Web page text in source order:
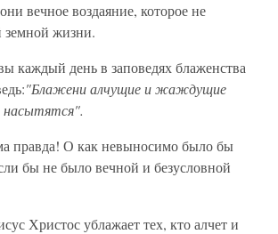
вечное воздаяние, которое не
земной жизни.
каждый день в заповедях блаженства
"Блажени алчущие и жаждущие
насытятся".
правда! О как невыносимо было бы
бы не было вечной и безусловной
Христос ублажает тех, кто алчет и